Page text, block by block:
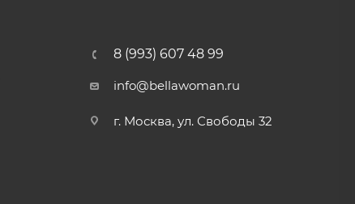
8 (993) 607 48 99
info@bellawoman.ru
г. Москва, ул. Свободы 32